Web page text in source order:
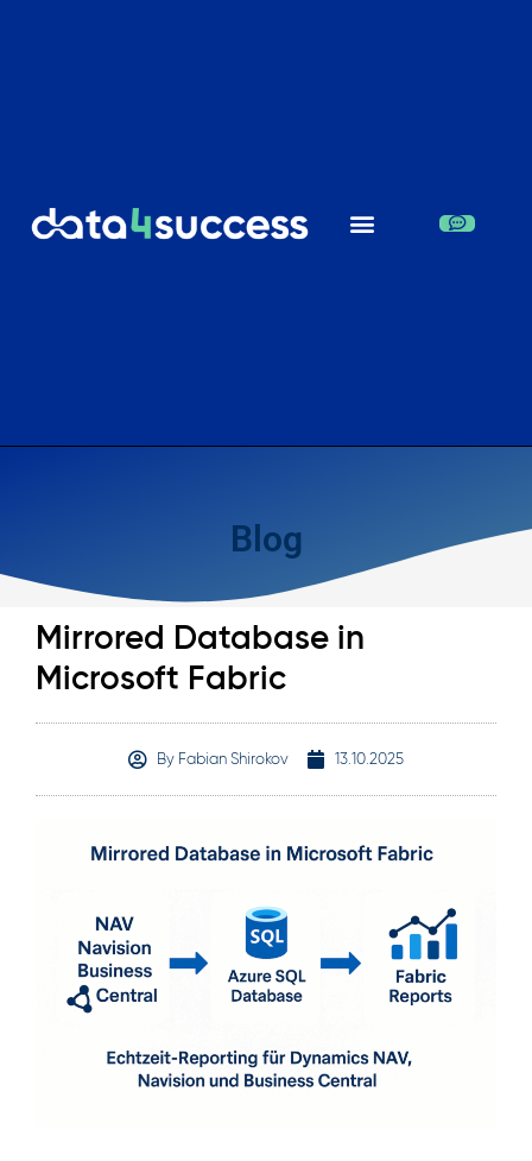
Blog
Mirrored Database in
Microsoft Fabric
By Fabian Shirokov 13.10.2025